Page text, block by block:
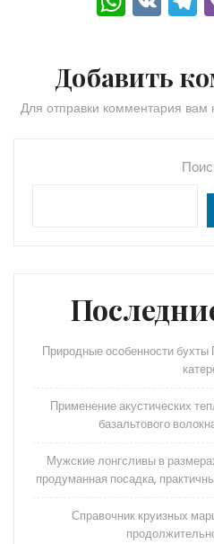
h
ts
A
K
Добавить
Для отправки комментария вам
Природные особенности бухты
Применение акустических
базальтового
Мужские лонгсливы в
продуманная посадка,
Справочник круизных